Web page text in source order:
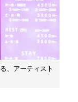
、アーティスト